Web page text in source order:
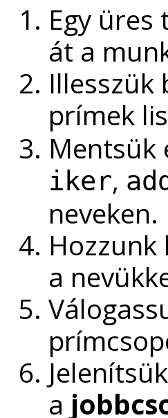
Egy
át a
Illesszük
prímek
Mentsük
iker,
neveken.
Hozzunk
a
a